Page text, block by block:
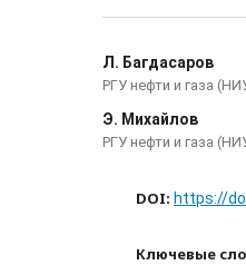
Л. Багдасаров
РГУ нефти и газа
Э. Михайлов
РГУ нефти и газа
DOI: https://
Ключевые